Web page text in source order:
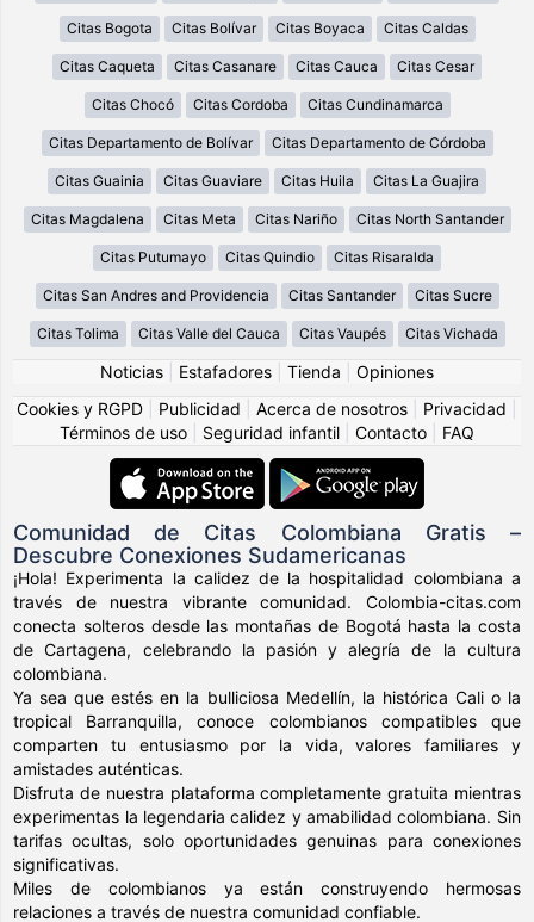
Citas Bogota Citas Bolívar Citas Boyaca Citas Caldas
Citas Caqueta Citas Casanare Citas Cauca Citas Cesar
Citas Chocó Citas Cordoba Citas Cundinamarca
Citas Departamento de Bolívar Citas Departamento de Córdoba
Citas Guainia Citas Guaviare Citas Huila Citas La Guajira
Citas Magdalena Citas Meta Citas Nariño Citas North Santander
Citas Putumayo Citas Quindio Citas Risaralda
Citas San Andres and Providencia Citas Santander Citas Sucre
Citas Tolima Citas Valle del Cauca Citas Vaupés Citas Vichada
Noticias Estafadores Tienda
Opiniones
Cookies y RGPD
Publicidad Acerca de nosotros Privacidad
Términos de uso
Seguridad infantil Contacto FAQ
Comunidad de Citas Colombiana Gratis –
Descubre Conexiones Sudamericanas
¡Hola! Experimenta la calidez de la hospitalidad colombiana a
través de nuestra vibrante comunidad. Colombia-citas.com
conecta solteros desde las montañas de Bogotá hasta la costa
de Cartagena, celebrando la pasión y alegría de la cultura
colombiana.
Ya sea que estés en la bulliciosa Medellín, la histórica Cali o la
tropical Barranquilla, conoce colombianos compatibles que
comparten tu entusiasmo por la vida, valores familiares y
amistades auténticas.
Disfruta de nuestra plataforma completamente gratuita mientras
experimentas la legendaria calidez y amabilidad colombiana. Sin
tarifas ocultas, solo oportunidades genuinas para conexiones
significativas.
Miles de colombianos ya están construyendo hermosas
relaciones a través de nuestra comunidad confiable.